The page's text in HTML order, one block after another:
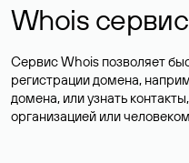
Whois сервис
Сервис Whois позволяет
регистрации домена,
домена, или узнать
организацией или